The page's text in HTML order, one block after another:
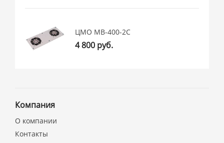
ЦМО МВ-400-2С
4 800 руб.
Компания
О компании
Контакты